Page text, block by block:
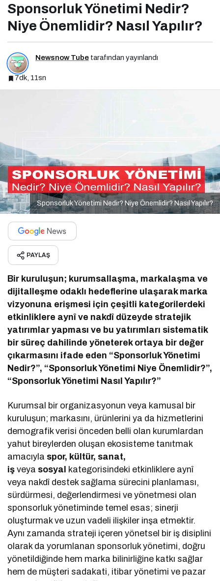
Sponsorluk Yönetimi Nedir?
Niye Önemlidir? Nasıl Yapılır?
Newsnow Tube tarafından yayınlandı
7dk, 11sn
Sponsorluk Yönetimi Nedir? Niye Önemlidir? Nasıl Yapılır?
PAYLAŞ
Bir kuruluşun; kurumsallaşma, markalaşma ve
dijitalleşme odaklı hedeflerine ulaşarak marka
vizyonuna erişmesi için çeşitli kategorilerdeki
etkinliklere aynî ve nakdî düzeyde stratejik
yatırımlar yapması ve bu yatırımları sistematik
bir süreç dahilinde yöneterek ortaya bir değer
çıkarmasını ifade eden “Sponsorluk Yönetimi
Nedir?”, “Sponsorluk Yönetimi Niye Önemlidir?”,
“Sponsorluk Yönetimi Nasıl Yapılır?”
Kurumsal bir organizasyonun veya kamusal bir
kuruluşun; markasını, ürünlerini ya da hizmetlerini
demografik verisi önceden belli olan kurumlardan
yahut bireylerden oluşan ekosisteme tanıtmak
amacıyla spor, kültür, sanat,
iş veya sosyal kategorisindeki etkinliklere aynî
veya nakdî destek sağlama sürecini planlaması,
sürdürmesi, değerlendirmesi ve yönetmesi olan
sponsorluk yönetiminde temel esas; sinerji
oluşturmak ve uzun vadeli ilişkiler inşa etmektir.
Aynı zamanda strateji içeren yönetsel bir iş disiplini
olarak da yorumlanan sponsorluk yönetimi, doğru
yönetildiğinde hem marka bilinirliğine katkı sağlar
hem de müşteri sadakati, itibar yönetimi ve pazar